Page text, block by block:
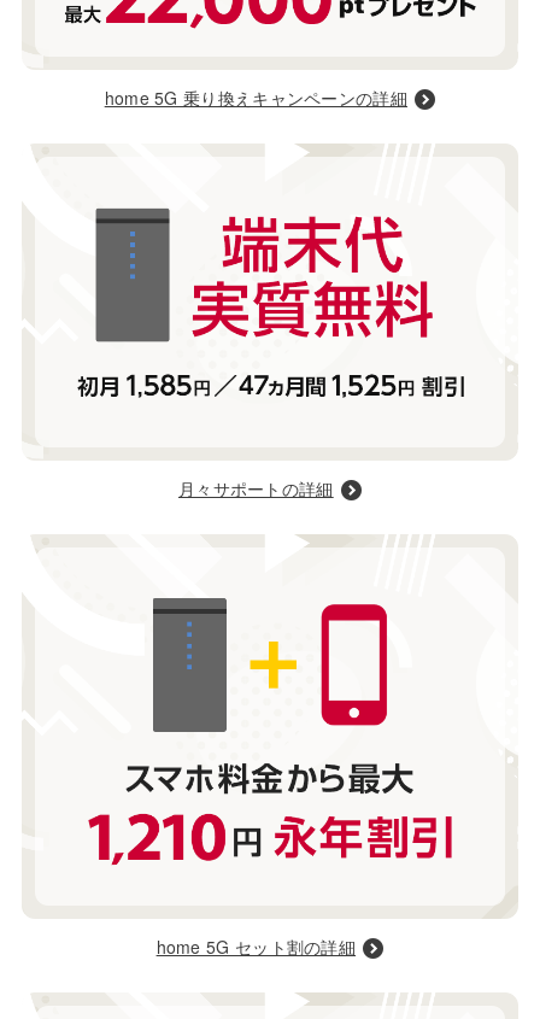
home 5G 乗り換えキャンペーンの詳細
月々サポートの詳細
home 5G セット割の詳細